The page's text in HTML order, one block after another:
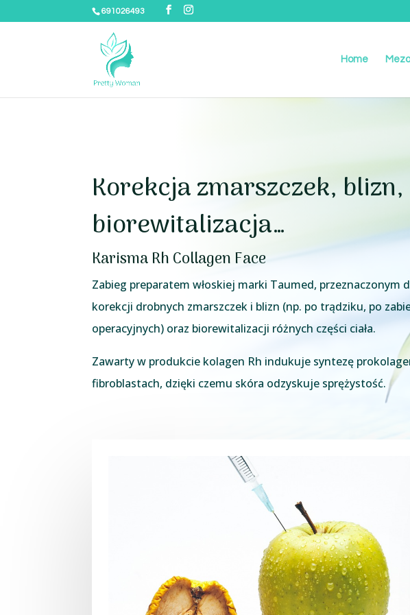
691026493
Home
Korekcja zmarszczek, blizn,
biorewitalizacja…
Karisma Rh Collagen Face
Zabieg preparatem włoskiej marki Taumed, przeznaczonym
korekcji drobnych zmarszczek i blizn (np. po trądziku, po
operacyjnych) oraz biorewitalizacji różnych części ciała.
Zawarty w produkcie kolagen Rh indukuje syntezę
fibroblastach, dzięki czemu skóra odzyskuje sprężystość.